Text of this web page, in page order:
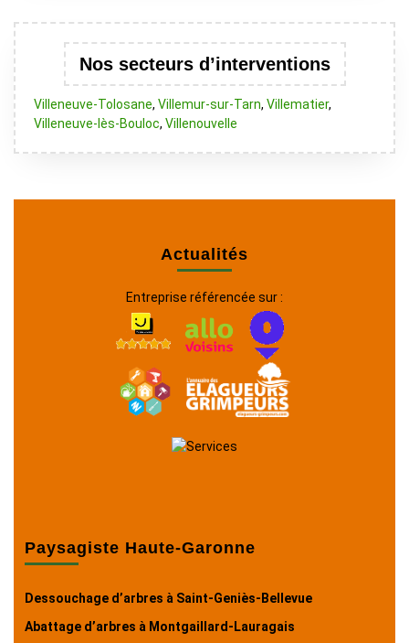
Nos secteurs d’interventions
Villeneuve-Tolosane, Villemur-sur-Tarn, Villematier,
Villeneuve-lès-Bouloc, Villenouvelle
Actualités
Entreprise référencée sur :
Paysagiste Haute-Garonne
Dessouchage d’arbres à Saint-Geniès-Bellevue
Abattage d’arbres à Montgaillard-Lauragais